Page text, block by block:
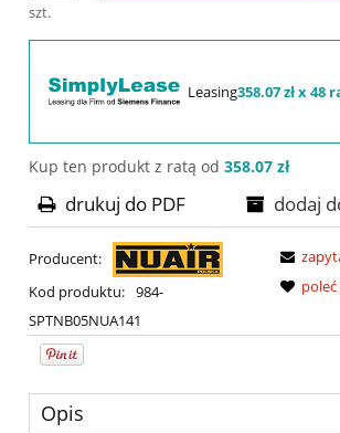
szt.
Leasing358.07 zł x 48
Kup ten produkt z ratą od 358.07 zł
dodaj
drukuj do PDF
Producent:
Kod produktu: 984-
SPTNB05NUA141
Opis